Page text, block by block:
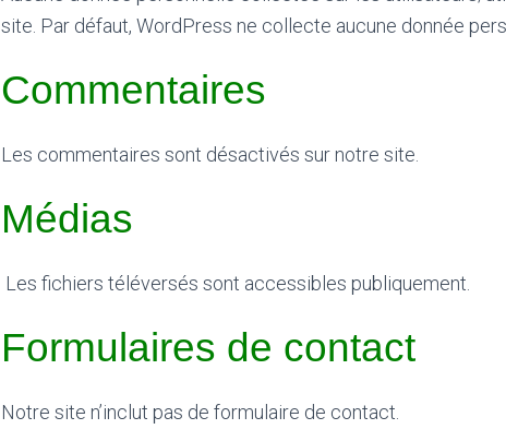
site. Par défaut, WordPress ne collecte aucune donnée
Commentaires
Les commentaires sont désactivés sur notre site.
Médias
Les fichiers téléversés sont accessibles publiquement.
Formulaires de contact
Notre site n’inclut pas de formulaire de contact.